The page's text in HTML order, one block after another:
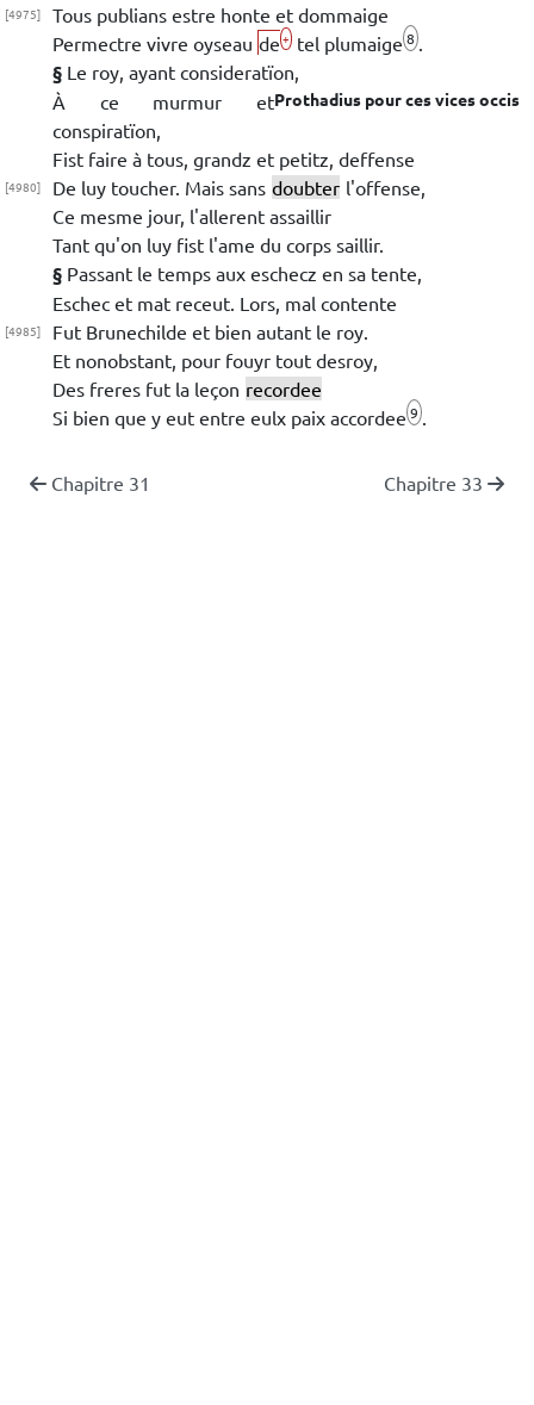
[4975] Tous publians estre honte et dommaige
Permectre vivre oyseau de + tel plumaige 8
§ Le roy, ayant consideratïon,
Prothadius pour ces vices occis
À ce murmur et
conspiratïon,
Fist faire à tous, grandz et petitz, deffense
[4980] De luy toucher. Mais sans doubter l'offense,
Ce mesme jour, l'allerent assaillir
Tant qu'on luy fist l'ame du corps saillir.
§ Passant le temps aux eschecz en sa tente,
Eschec et mat receut. Lors, mal contente
[4985] Fut Brunechilde et bien autant le roy.
Et nonobstant, pour fouyr tout desroy,
Des freres fut la leçon recordee
Si bien que y eut entre eulx paix accordee 9
Chapitre 31 Chapitre 33